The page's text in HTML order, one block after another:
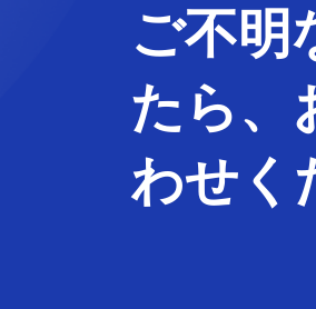
ご不明
たら、
わせ く